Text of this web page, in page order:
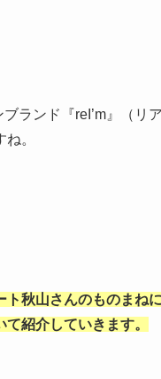
ランド『reI’m』（リ
。
秋山さんのものまね
紹介していきます。